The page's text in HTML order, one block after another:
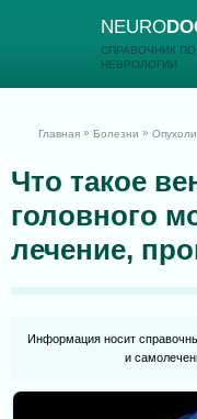
NEURO
СПРАВОЧНИК ПО
НЕВРОЛОГИИ
Главная » Болезни »
Что такое
головного
лечение,
Информация носит
и